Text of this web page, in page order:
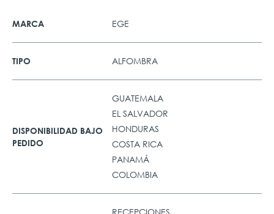
MARCA EGE
TIPO ALFOMBRA
DISPONIBILIDAD BAJO
PEDIDO
GUATEMALA
EL SALVADOR
HONDURAS
COSTA RICA
PANAMÁ
COLOMBIA